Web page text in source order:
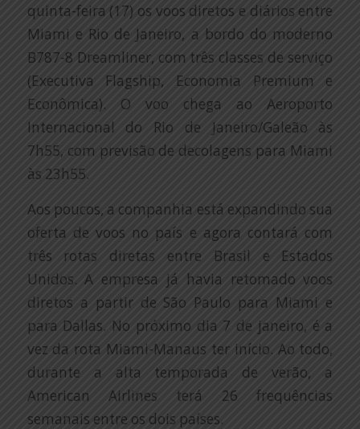
quinta-feira (17) os voos diretos e diários entre
Miami e Rio de Janeiro, a bordo do moderno
B787-8 Dreamliner, com três classes de serviço
(Executiva Flagship, Economia Premium e
Econômica). O voo chega ao Aeroporto
Internacional do Rio de Janeiro/Galeão às
7h55, com previsão de decolagens para Miami
às 23h55.
Aos poucos, a companhia está expandindo sua
oferta de voos no país e agora contará com
três rotas diretas entre Brasil e Estados
Unidos. A empresa já havia retomado voos
diretos a partir de São Paulo para Miami e
para Dallas. No próximo dia 7 de janeiro, é a
vez da rota Miami-Manaus ter início. Ao todo,
durante a alta temporada de verão, a
American Airlines terá 26 frequências
semanais entre os dois países.